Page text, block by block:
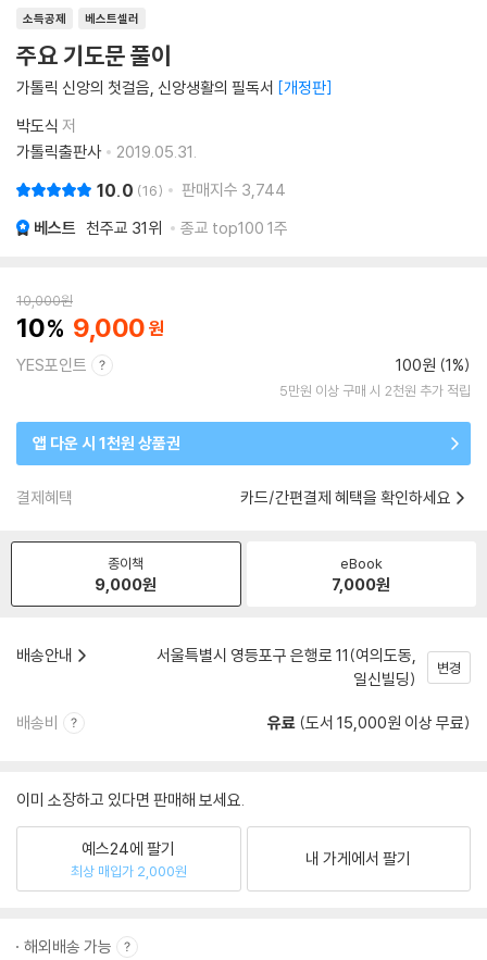
소득공제 베스트셀러
주요 기도문 풀이
가톨릭 신앙의 첫걸음, 신앙생활의 필독서 개정판
박도식 저
가톨릭출판사
2019.05.31.
10.0 16 판매지수 3,744
베스트 천주교 31위 종교 top100 1주
10,000원
10 9,000
YES포인트 100원 (1%)
5만원 이상 구매 시 2천원 추가 적립
앱 다운 시 1천원 상품권
결제혜택 카드/간편결제 혜택을 확인하세요
종이책
9,000원
eBook
7,000원
배송안내
서울특별시 영등포구 은행로 11(여의도동,
일신빌딩)
변경
배송비 유료 (도서 15,000원 이상 무료)
이미 소장하고 있다면 판매해 보세요.
예스24에 팔기
최상 매입가 2,000원
내 가게에서 팔기
해외배송 가능